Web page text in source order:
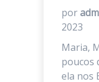
por
2023
Maria,
poucos
ela nos